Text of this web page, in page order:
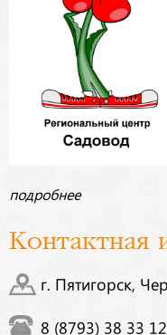
подробнее
Контактная
г. Пятигорск,
8 (8793) 38 33 12